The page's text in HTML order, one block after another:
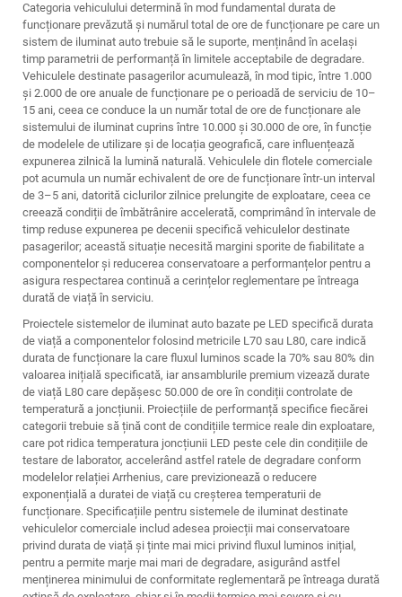
Categoria vehiculului determină în mod fundamental durata de
funcționare prevăzută și numărul total de ore de funcționare pe care un
sistem de iluminat auto trebuie să le suporte, menținând în același
timp parametrii de performanță în limitele acceptabile de degradare.
Vehiculele destinate pasagerilor acumulează, în mod tipic, între 1.000
și 2.000 de ore anuale de funcționare pe o perioadă de serviciu de 10–
15 ani, ceea ce conduce la un număr total de ore de funcționare ale
sistemului de iluminat cuprins între 10.000 și 30.000 de ore, în funcție
de modelele de utilizare și de locația geografică, care influențează
expunerea zilnică la lumină naturală. Vehiculele din flotele comerciale
pot acumula un număr echivalent de ore de funcționare într-un interval
de 3–5 ani, datorită ciclurilor zilnice prelungite de exploatare, ceea ce
creează condiții de îmbătrânire accelerată, comprimând în intervale de
timp reduse expunerea pe decenii specifică vehiculelor destinate
pasagerilor; această situație necesită margini sporite de fiabilitate a
componentelor și reducerea conservatoare a performanțelor pentru a
asigura respectarea continuă a cerințelor reglementare pe întreaga
durată de viață în serviciu.
Proiectele sistemelor de iluminat auto bazate pe LED specifică durata
de viață a componentelor folosind metricile L70 sau L80, care indică
durata de funcționare la care fluxul luminos scade la 70% sau 80% din
valoarea inițială specificată, iar ansamblurile premium vizează durate
de viață L80 care depășesc 50.000 de ore în condiții controlate de
temperatură a joncțiunii. Proiecțiile de performanță specifice fiecărei
categorii trebuie să țină cont de condițiile termice reale din exploatare,
care pot ridica temperatura joncțiunii LED peste cele din condițiile de
testare de laborator, accelerând astfel ratele de degradare conform
modelelor relației Arrhenius, care previzionează o reducere
exponențială a duratei de viață cu creșterea temperaturii de
funcționare. Specificațiile pentru sistemele de iluminat destinate
vehiculelor comerciale includ adesea proiecții mai conservatoare
privind durata de viață și ținte mai mici privind fluxul luminos inițial,
pentru a permite marje mai mari de degradare, asigurând astfel
menținerea minimului de conformitate reglementară pe întreaga durată